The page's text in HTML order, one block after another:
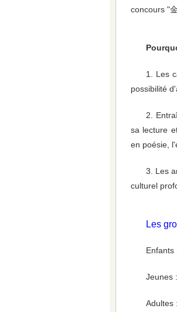
concours "
1. Les
possibilité
2.
sa lecture
en poésie,
3. Les
culturel
Les
Enfants
Jeunes
Adultes